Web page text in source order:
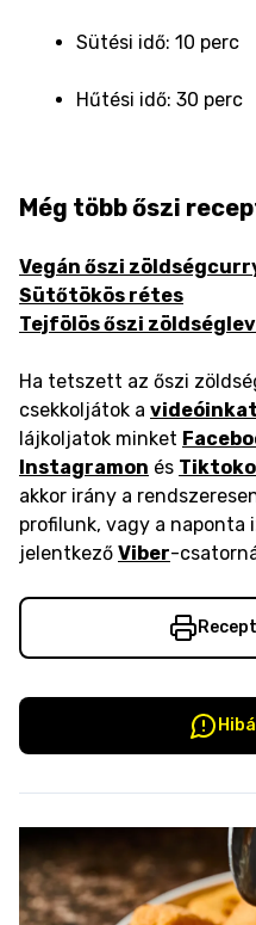
Sütési idő: 10 perc
Hűtési idő: 30 perc
Még több őszi
Vegán őszi
Sütőtökös rétes
Tejfölös őszi
Ha tetszett az őszi
csekkoljátok a videóinkat
lájkoljatok minket
Instagramon és
akkor irány a
profilunk, vagy a naponta
jelentkező Viber-